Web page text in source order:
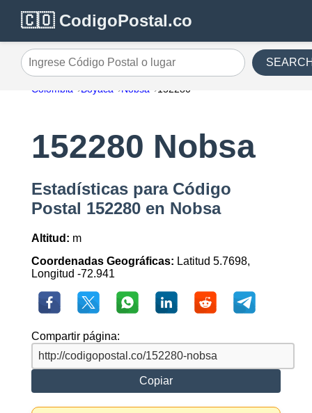
🇨🇴 CodigoPostal.co
Ingrese Código Postal o lugar
Colombia Boyaca Nobsa 152280
152280 Nobsa
Estadísticas para Código
Postal 152280 en Nobsa
Altitud: m
Coordenadas Geográficas: Latitud 5.7698,
Longitud -72.941
Compartir página:
Copiar